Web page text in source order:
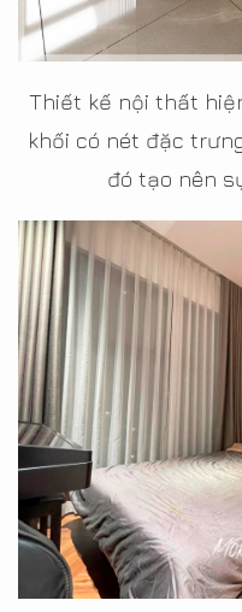
Thiết kế nội thất
khối có nét đặc
đó tạo nên